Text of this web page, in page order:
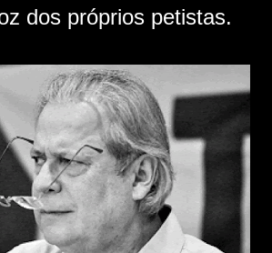
dos próprios petistas.